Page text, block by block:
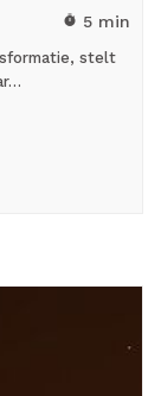
timer 5 min
stelt